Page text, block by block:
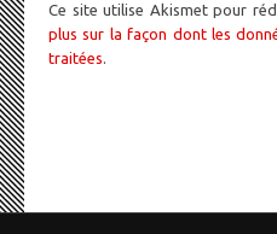
Ce site utilise Akismet pour
plus sur la façon dont les
traitées.